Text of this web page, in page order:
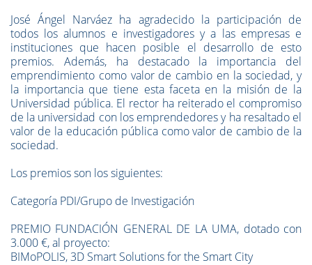
José Ángel Narváez ha agradecido la participación de
todos los alumnos e investigadores y a las empresas e
instituciones que hacen posible el desarrollo de esto
premios. Además, ha destacado la importancia del
emprendimiento como valor de cambio en la sociedad, y
la importancia que tiene esta faceta en la misión de la
Universidad pública. El rector ha reiterado el compromiso
de la universidad con los emprendedores y ha resaltado el
valor de la educación pública como valor de cambio de la
sociedad.
Los premios son los siguientes:
Categoría PDI/Grupo de Investigación
PREMIO FUNDACIÓN GENERAL DE LA UMA, dotado con
3.000 €, al proyecto:
BIMoPOLIS, 3D Smart Solutions for the Smart City